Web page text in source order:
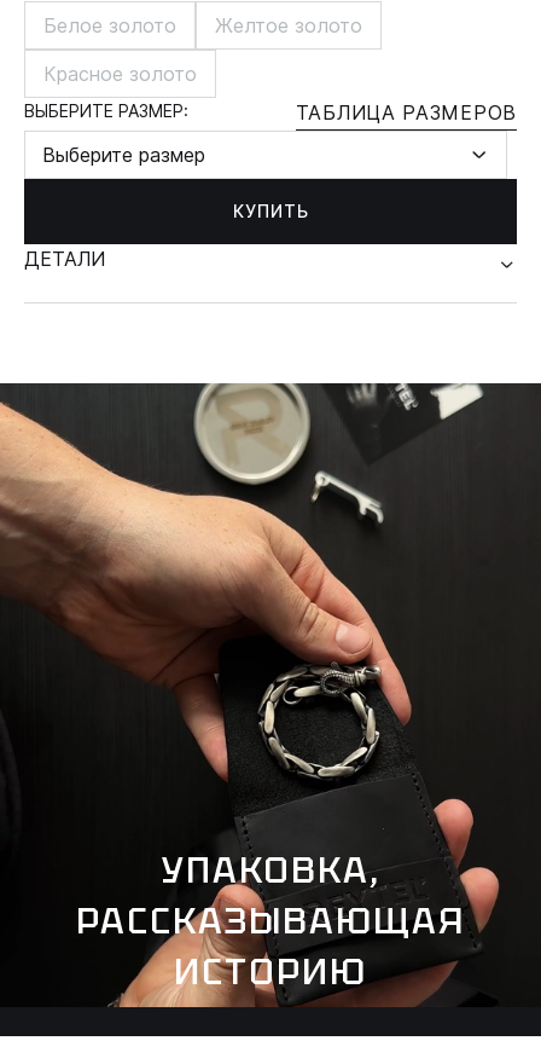
Белое золото
Желтое золото
Красное золото
ВЫБЕРИТЕ РАЗМЕР:
ТАБЛИЦА РАЗМЕРОВ
Выберите размер
КУПИТЬ
ДЕТАЛИ
УПАКОВКА,
РАССКАЗЫВАЮЩАЯ
ИСТОРИЮ